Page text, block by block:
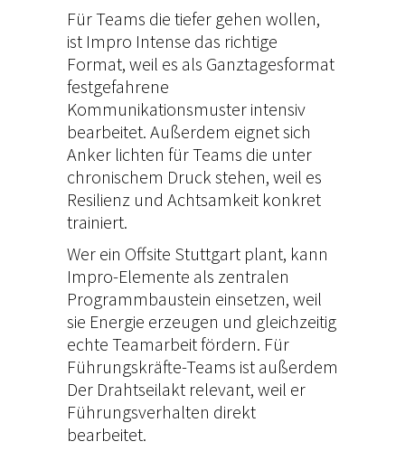
Für Teams die tiefer gehen wollen,
ist Impro Intense das richtige
Format, weil es als Ganztagesformat
festgefahrene
Kommunikationsmuster intensiv
bearbeitet. Außerdem eignet sich
Anker lichten für Teams die unter
chronischem Druck stehen, weil es
Resilienz und Achtsamkeit konkret
trainiert.
Wer ein Offsite Stuttgart plant, kann
Impro-Elemente als zentralen
Programmbaustein einsetzen, weil
sie Energie erzeugen und gleichzeitig
echte Teamarbeit fördern. Für
Führungskräfte-Teams ist außerdem
Der Drahtseilakt relevant, weil er
Führungsverhalten direkt
bearbeitet.